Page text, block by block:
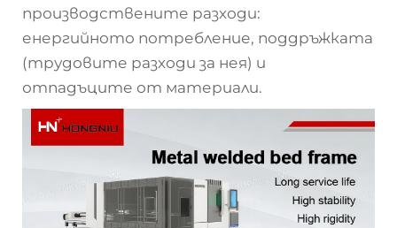
производствените разходи:
енергийното потребление, поддръжката
(трудовите разходи за нея) и
отпадъците от материали.